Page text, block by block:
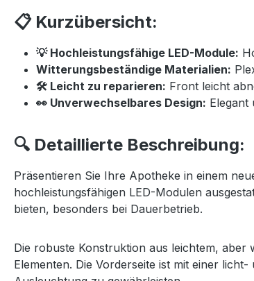
📋 Kurzübersicht:
💡 Hochleistungsfähige LED-Module:
Witterungsbeständige Materialien:
🛠️ Leicht zu reparieren: Front leicht
👀 Unverwechselbares Design: Elegant
🔍 Detaillierte Beschreibung:
Präsentieren Sie Ihre Apotheke in einem
hochleistungsfähigen LED-Modulen
bieten, besonders bei Dauerbetrieb.
Die robuste Konstruktion aus leichtem, aber
Elementen. Die Vorderseite ist mit einer